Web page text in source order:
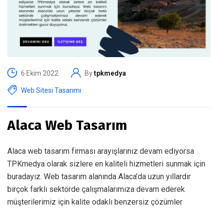
6 Ekim 2022 Bytpkmedya
Web Sitesi Tasarımı
Alaca Web Tasarım
Alaca web tasarım firması arayışlarınız devam ediyorsa
TPKmedya olarak sizlere en kaliteli hizmetleri sunmak için
buradayız. Web tasarım alanında Alaca’da uzun yıllardır
birçok farklı sektörde çalışmalarımıza devam ederek
müşterilerimiz için kalite odaklı benzersiz çözümler